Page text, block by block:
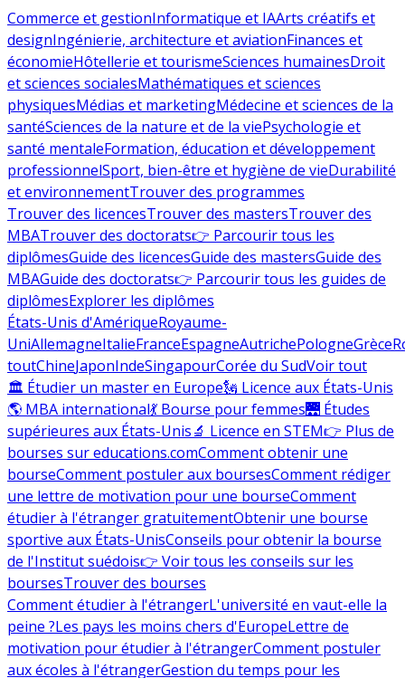
Commerce et gestionInformatique et IAArts créatifs et
designIngénierie, architecture et aviationFinances et
économieHôtellerie et tourismeSciences humainesDroit
et sciences socialesMathématiques et sciences
physiquesMédias et marketingMédecine et sciences de la
santéSciences de la nature et de la viePsychologie et
santé mentaleFormation, éducation et développement
professionnelSport, bien-être et hygiène de vieDurabilité
et environnementTrouver des programmes
Trouver des licencesTrouver des mastersTrouver des
MBATrouver des doctorats👉 Parcourir tous les
diplômesGuide des licencesGuide des mastersGuide des
MBAGuide des doctorats👉 Parcourir tous les guides de
diplômesExplorer les diplômes
États-Unis d'AmériqueRoyaume-
UniAllemagneItalieFranceEspagneAutrichePologneGrèce
toutChineJaponIndeSingapourCorée du SudVoir tout
🏛 Étudier un master en Europe🗽 Licence aux États-Unis
🌎 MBA international💃 Bourse pour femmes🌉 Études
supérieures aux États-Unis🔬 Licence en STEM👉 Plus de
bourses sur educations.comComment obtenir une
bourseComment postuler aux boursesComment rédiger
une lettre de motivation pour une bourseComment
étudier à l'étranger gratuitementObtenir une bourse
sportive aux États-UnisConseils pour obtenir la bourse
de l'Institut suédois👉 Voir tous les conseils sur les
boursesTrouver des bourses
Comment étudier à l'étrangerL'université en vaut-elle la
peine ?Les pays les moins chers d'EuropeLettre de
motivation pour étudier à l'étrangerComment postuler
aux écoles à l'étrangerGestion du temps pour les